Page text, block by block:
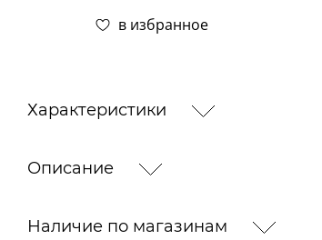
в избранное
Характеристики
Описание
Наличие по магазинам